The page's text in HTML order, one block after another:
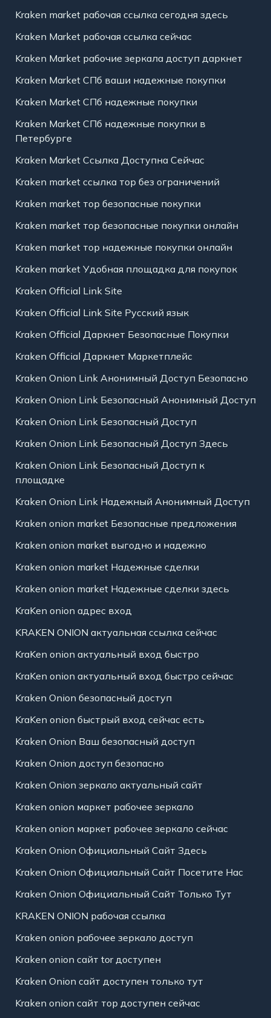
Kraken market рабочая ссылка сегодня здесь
Kraken Market рабочая ссылка сейчас
Kraken Market рабочие зеркала доступ даркнет
Kraken Market СПб ваши надежные покупки
Kraken Market СПб надежные покупки
Kraken Market СПб надежные покупки в
Петербурге
Kraken Market Ссылка Доступна Сейчас
Kraken market ссылка тор без ограничений
Kraken market тор безопасные покупки
Kraken market тор безопасные покупки онлайн
Kraken market тор надежные покупки онлайн
Kraken market Удобная площадка для покупок
Kraken Official Link Site
Kraken Official Link Site Русский язык
Kraken Official Даркнет Безопасные Покупки
Kraken Official Даркнет Маркетплейс
Kraken Onion Link Анонимный Доступ Безопасно
Kraken Onion Link Безопасный Анонимный Доступ
Kraken Onion Link Безопасный Доступ
Kraken Onion Link Безопасный Доступ Здесь
Kraken Onion Link Безопасный Доступ к
площадке
Kraken Onion Link Надежный Анонимный Доступ
Kraken onion market Безопасные предложения
Kraken onion market выгодно и надежно
Kraken onion market Надежные сделки
Kraken onion market Надежные сделки здесь
KraKen onion адрес вход
KRAKEN ONION актуальная ссылка сейчас
KraKen onion актуальный вход быстро
KraKen onion актуальный вход быстро сейчас
Kraken Onion безопасный доступ
KraKen onion быстрый вход сейчас есть
Kraken Onion Ваш безопасный доступ
Kraken Onion доступ безопасно
Kraken Onion зеркало актуальный сайт
Kraken onion маркет рабочее зеркало
Kraken onion маркет рабочее зеркало сейчас
Kraken Onion Официальный Сайт Здесь
Kraken Onion Официальный Сайт Посетите Нас
Kraken Onion Официальный Сайт Только Тут
KRAKEN ONION рабочая ссылка
Kraken onion рабочее зеркало доступ
Kraken onion сайт tor доступен
Kraken Onion сайт доступен только тут
Kraken onion сайт тор доступен сейчас